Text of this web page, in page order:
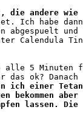
die andere
Ich habe
abgespuelt
Calendula
alle 5 Minuten
das ok?
ich einer
bekommen
lassen.